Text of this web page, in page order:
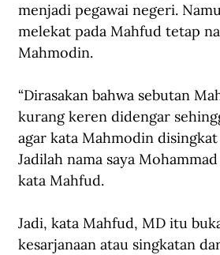
menjadi pegawai negeri.
melekat pada Mahfud tetap
Mahmodin.
“Dirasakan bahwa sebutan
kurang keren didengar
agar kata Mahmodin
Jadilah nama saya
kata Mahfud.
Jadi, kata Mahfud, MD itu
kesarjanaan atau singkatan